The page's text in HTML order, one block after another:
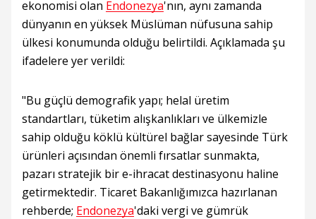
ekonomisi olan Endonezya'nın, aynı zamanda
dünyanın en yüksek Müslüman nüfusuna sahip
ülkesi konumunda olduğu belirtildi. Açıklamada şu
ifadelere yer verildi:
"Bu güçlü demografik yapı; helal üretim
standartları, tüketim alışkanlıkları ve ülkemizle
sahip olduğu köklü kültürel bağlar sayesinde Türk
ürünleri açısından önemli fırsatlar sunmakta,
pazarı stratejik bir e-ihracat destinasyonu haline
getirmektedir. Ticaret Bakanlığımızca hazırlanan
rehberde; Endonezya'daki vergi ve gümrük